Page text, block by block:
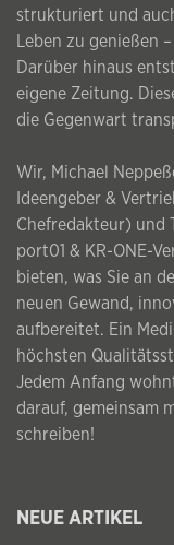
strukturiert und
Leben zu genießen
Darüber hinaus
eigene Zeitung.
die Gegenwart
Wir, Michael
Ideengeber &
Chefredakteur) und
port01 & KR-ONE-
bieten, was Sie an
neuen Gewand,
aufbereitet. Ein
höchsten
Jedem Anfang
darauf, gemeinsam
schreiben!
NEUE ARTIKEL